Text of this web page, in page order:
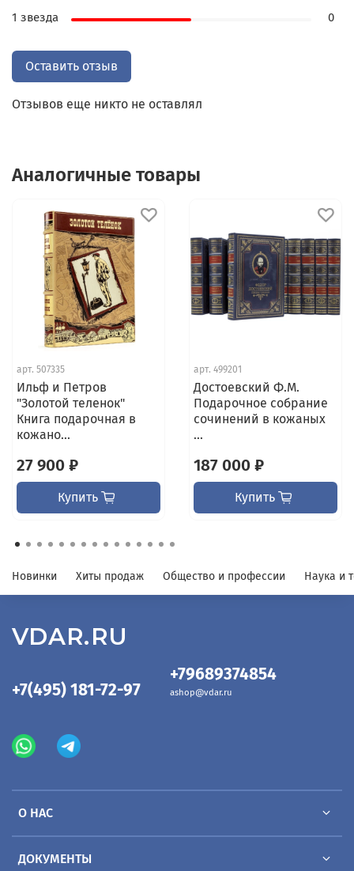
Отзывов еще никто не оставлял
1 звезда
0
Оставить отзыв
Аналогичные товары
арт. 507335
Ильф и Петров
"Золотой теленок"
Книга подарочная в
кожано...
27 900 ₽
Купить
арт. 499201
Достоевский Ф.М.
Подарочное собрание
сочинений в кожаных
...
187 000 ₽
Купить
Новинки Хиты продаж Общество и профессии Наука и
О НАС
ДОКУМЕНТЫ
+7(495) 181-72-97
+79689374854
ashop@vdar.ru
VDAR.RU